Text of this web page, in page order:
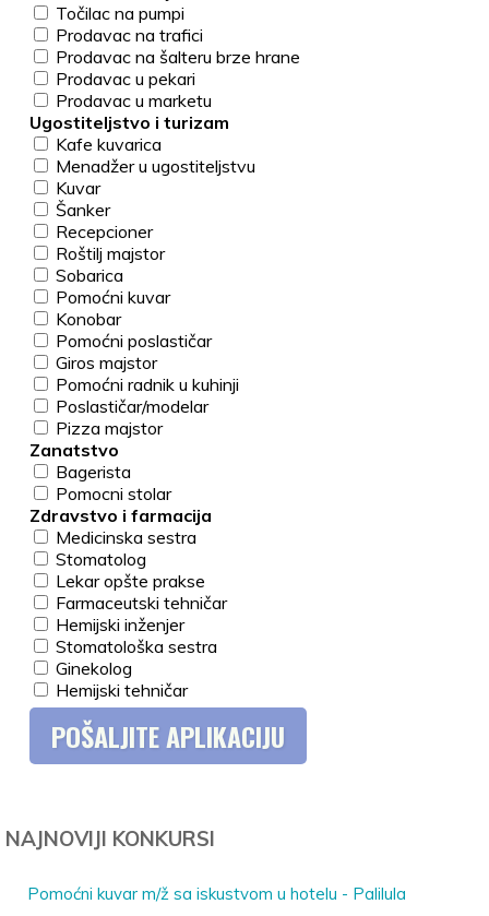
Točilac na pumpi
Prodavac na trafici
Prodavac na šalteru brze hrane
Prodavac u pekari
Prodavac u marketu
Ugostiteljstvo i turizam
Kafe kuvarica
Menadžer u ugostiteljstvu
Kuvar
Šanker
Recepcioner
Roštilj majstor
Sobarica
Pomoćni kuvar
Konobar
Pomoćni poslastičar
Giros majstor
Pomoćni radnik u kuhinji
Poslastičar/modelar
Pizza majstor
Zanatstvo
Bagerista
Pomocni stolar
Zdravstvo i farmacija
Medicinska sestra
Stomatolog
Lekar opšte prakse
Farmaceutski tehničar
Hemijski inženjer
Stomatološka sestra
Ginekolog
Hemijski tehničar
NAJNOVIJI KONKURSI
Pomoćni kuvar m/ž sa iskustvom u hotelu - Palilula